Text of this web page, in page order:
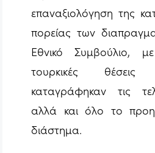
επαναξιολόγηση της
πορείας των
Εθνικό Συμβούλιο,
τουρκικές
καταγράφηκαν τις
αλλά και όλο το
διάστημα.